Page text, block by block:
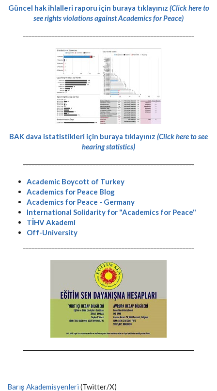
Güncel hak ihlalleri raporu için buraya tıklayınız (Click here to
see rights violations against Academics for Peace)
-----------------------------------------------------------
BAK dava istatistikleri için buraya tıklayınız (Click here to see
hearing statistics)
-----------------------------------------------------------
Academic Boycott of Turkey
Academics for Peace Blog
Academics for Peace - Germany
International Solidarity for "Academics for Peace"
TİHV Akademi
Off-University
-----------------------------------------------------------
-----------------------------------------------------------
Barış Akademisyenleri (Twitter/X)